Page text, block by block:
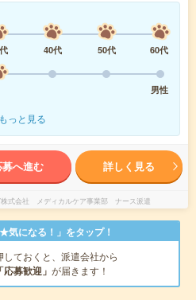
40代 50代
60代
男性
もっと見る
募へ進む 詳しく見る
株式会社 メディカルケア事業部 ナース派遣
気になる！」をタップ！
しておくと、派遣会社から
「応募歓迎」 が届きます！